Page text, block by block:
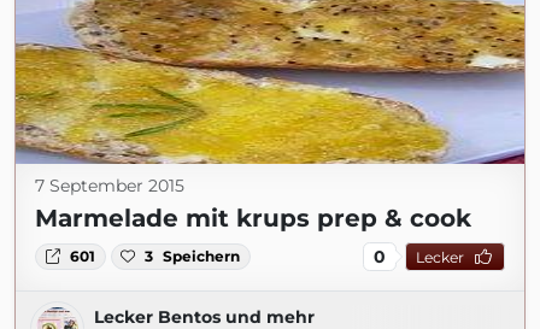
7 September 2015
Marmelade mit krups prep & cook
601 3 Speichern 0 Lecker
Lecker Bentos und mehr